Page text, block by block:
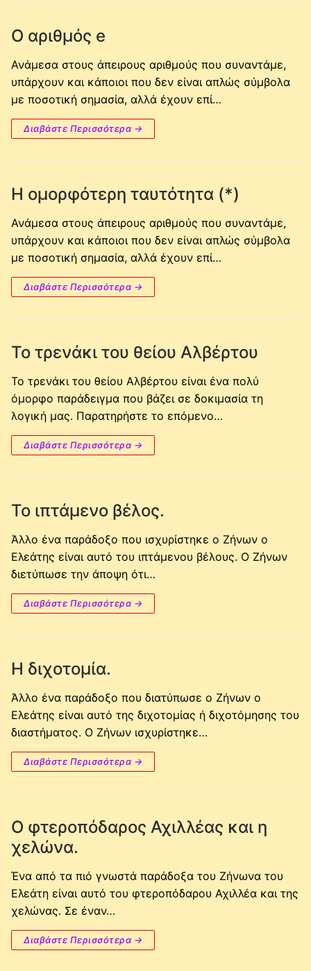
Ο αριθμός e
Ανάμεσα στους άπειρους αριθμούς που συναντάμε,
υπάρχουν και κάποιοι που δεν είναι απλώς σύμβολα
με ποσοτική σημασία, αλλά έχουν επί…
Διαβάστε Περισσότερα →
Η ομορφότερη ταυτότητα (*)
Ανάμεσα στους άπειρους αριθμούς που συναντάμε,
υπάρχουν και κάποιοι που δεν είναι απλώς σύμβολα
με ποσοτική σημασία, αλλά έχουν επί…
Διαβάστε Περισσότερα →
Το τρενάκι του θείου Αλβέρτου
Το τρενάκι του θείου Αλβέρτου είναι ένα πολύ
όμορφο παράδειγμα που βάζει σε δοκιμασία τη
λογική μας. Παρατηρήστε το επόμενο…
Διαβάστε Περισσότερα →
Το ιπτάμενο βέλος.
Άλλο ένα παράδοξο που ισχυρίστηκε ο Ζήνων ο
Ελεάτης είναι αυτό του ιπτάμενου βέλους. Ο Ζήνων
διετύπωσε την άποψη ότι…
Διαβάστε Περισσότερα →
Η διχοτομία.
Άλλο ένα παράδοξο που διατύπωσε ο Ζήνων ο
Ελεάτης είναι αυτό της διχοτομίας ή διχοτόμησης του
διαστήματος. Ο Ζήνων ισχυρίστηκε…
Διαβάστε Περισσότερα →
Ο φτεροπόδαρος Αχιλλέας και η
χελώνα.
Ένα από τα πιό γνωστά παράδοξα του Ζήνωνα του
Ελεάτη είναι αυτό του φτεροπόδαρου Αχιλλέα και της
χελώνας. Σε έναν…
Διαβάστε Περισσότερα →